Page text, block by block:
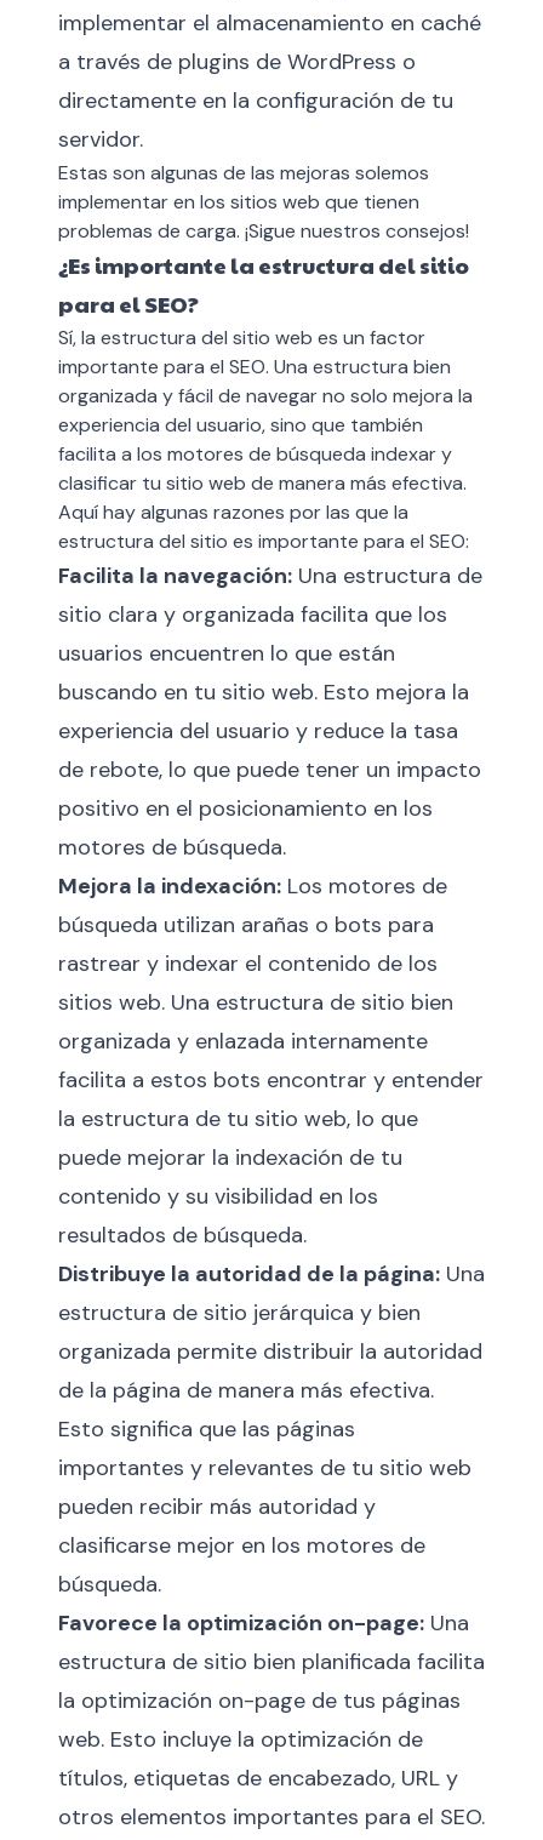
implementar el almacenamiento en caché
a través de plugins de WordPress o
directamente en la configuración de tu
servidor.
Estas son algunas de las mejoras solemos
implementar en los sitios web que tienen
problemas de carga. ¡Sigue nuestros consejos!
¿Es importante la estructura del sitio
para el SEO?
Sí, la estructura del sitio web es un factor
importante para el SEO. Una estructura bien
organizada y fácil de navegar no solo mejora la
experiencia del usuario, sino que también
facilita a los motores de búsqueda indexar y
clasificar tu sitio web de manera más efectiva.
Aquí hay algunas razones por las que la
estructura del sitio es importante para el SEO:
Facilita la navegación: Una estructura de
sitio clara y organizada facilita que los
usuarios encuentren lo que están
buscando en tu sitio web. Esto mejora la
experiencia del usuario y reduce la tasa
de rebote, lo que puede tener un impacto
positivo en el posicionamiento en los
motores de búsqueda.
Mejora la indexación: Los motores de
búsqueda utilizan arañas o bots para
rastrear y indexar el contenido de los
sitios web. Una estructura de sitio bien
organizada y enlazada internamente
facilita a estos bots encontrar y entender
la estructura de tu sitio web, lo que
puede mejorar la indexación de tu
contenido y su visibilidad en los
resultados de búsqueda.
Distribuye la autoridad de la página: Una
estructura de sitio jerárquica y bien
organizada permite distribuir la autoridad
de la página de manera más efectiva.
Esto significa que las páginas
importantes y relevantes de tu sitio web
pueden recibir más autoridad y
clasificarse mejor en los motores de
búsqueda.
Favorece la optimización on-page: Una
estructura de sitio bien planificada facilita
la optimización on-page de tus páginas
web. Esto incluye la optimización de
títulos, etiquetas de encabezado, URL y
otros elementos importantes para el SEO.